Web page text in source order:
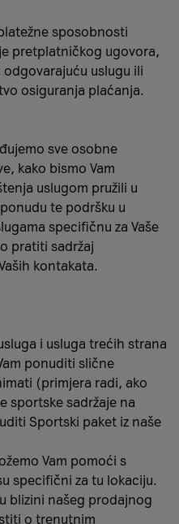
sposobnosti
pretplatničkog ugovora,
uslugu ili
osiguranja plaćanja.
sve osobne
kako bismo Vam
uslugom pružili u
te podršku u
specifičnu za Vaše
pratiti sadržaj
kontakata.
i usluga trećih strana
ponuditi slične
(primjera radi, ako
sportske sadržaje na
Sportski paket iz naše
Vam pomoći s
specifični za tu lokaciju.
blizini našeg prodajnog
o trenutnim